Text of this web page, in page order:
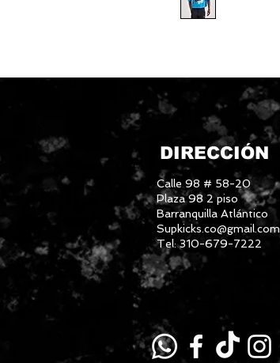
DIRECCIÓN
Calle 98 # 58-20
Plaza 98 2 piso
Barranquilla Atlántico
Supkicks.co@gmail.com
Tel: 310-679-7222